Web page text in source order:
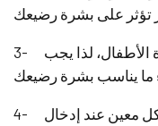
تؤثر على بشرة رضيعك
3- استخدام صابون غير مناسب لبشرة الأطفال، لذا يجب
ما يناسب بشرة رضيعك
4- عدم الانتباه لبوادر الحساسية من أكل معين عند إدخال